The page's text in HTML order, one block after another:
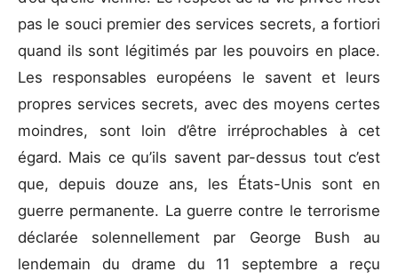
pas le souci premier des services secrets, a fortiori
quand ils sont légitimés par les pouvoirs en place.
Les responsables européens le savent et leurs
propres services secrets, avec des moyens certes
moindres, sont loin d’être irréprochables à cet
égard. Mais ce qu’ils savent par-dessus tout c’est
que, depuis douze ans, les États-Unis sont en
guerre permanente. La guerre contre le terrorisme
déclarée solennellement par George Bush au
lendemain du drame du 11 septembre a reçu